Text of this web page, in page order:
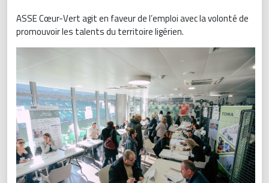
ASSE Cœur-Vert agit en faveur de l’emploi avec la volonté de
promouvoir les talents du territoire ligérien.